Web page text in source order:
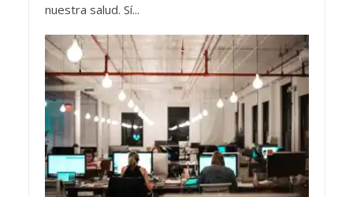
nuestra salud. Sí...